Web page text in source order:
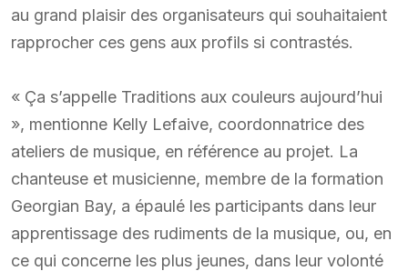
au grand plaisir des organisateurs qui souhaitaient
rapprocher ces gens aux profils si contrastés.
« Ça s’appelle Traditions aux couleurs aujourd’hui
», mentionne Kelly Lefaive, coordonnatrice des
ateliers de musique, en référence au projet. La
chanteuse et musicienne, membre de la formation
Georgian Bay, a épaulé les participants dans leur
apprentissage des rudiments de la musique, ou, en
ce qui concerne les plus jeunes, dans leur volonté